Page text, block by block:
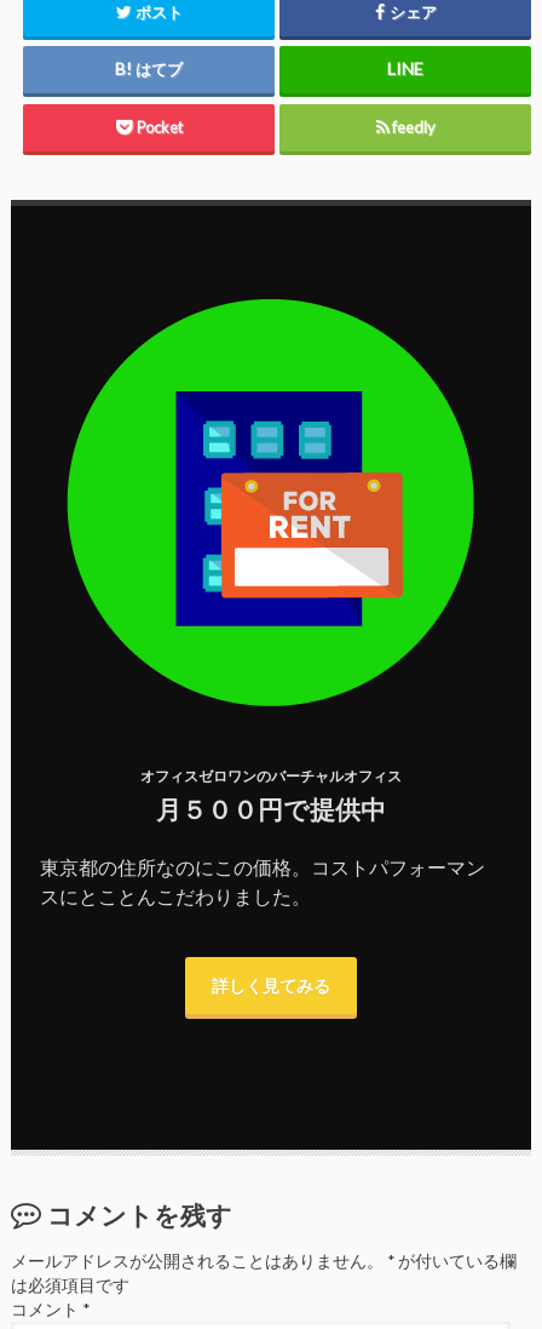
ポスト シェア
はてブ
Pocket feedly
オフィスゼロワンのバーチャルオフィス
月５００円で提供中
東京都の住所なのにこの価格。コストパフォーマン
スにとことんこだわりました。
詳しく見てみる
コメントを残す
メールアドレスが公開されることはありません。 *が付いている欄
は必須項目です
コメント *